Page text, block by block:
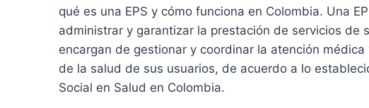
qué es una EPS y cómo funciona en Colombia. Una
administrar y garantizar la prestación de servicios de
encargan de gestionar y coordinar la atención
de la salud de sus usuarios, de acuerdo a lo
Social en Salud en Colombia.